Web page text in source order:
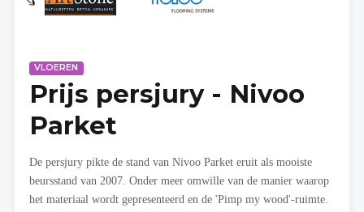
VLOEREN
Prijs persjury - Nivoo
Parket
De persjury pikte de stand van Nivoo Parket eruit als mooiste
beursstand van 2007. Onder meer omwille van de manier waarop
het materiaal wordt gepresenteerd en de 'Pimp my wood'-ruimte.